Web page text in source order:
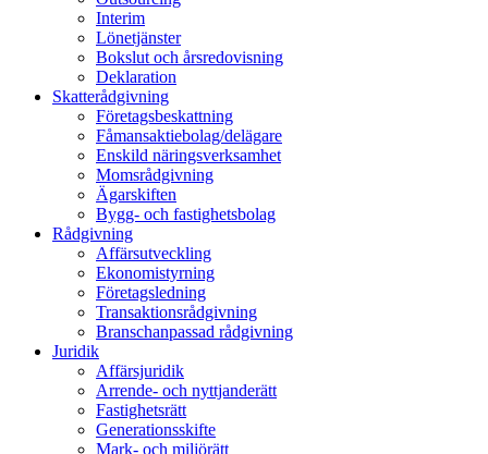
Interim
Lönetjänster
Bokslut och årsredovisning
Deklaration
Skatterådgivning
Företagsbeskattning
Fåmansaktiebolag/delägare
Enskild näringsverksamhet
Momsrådgivning
Ägarskiften
Bygg- och fastighetsbolag
Rådgivning
Affärsutveckling
Ekonomistyrning
Företagsledning
Transaktionsrådgivning
Branschanpassad rådgivning
Juridik
Affärsjuridik
Arrende- och nyttjanderätt
Fastighetsrätt
Generationsskifte
Mark- och miljörätt